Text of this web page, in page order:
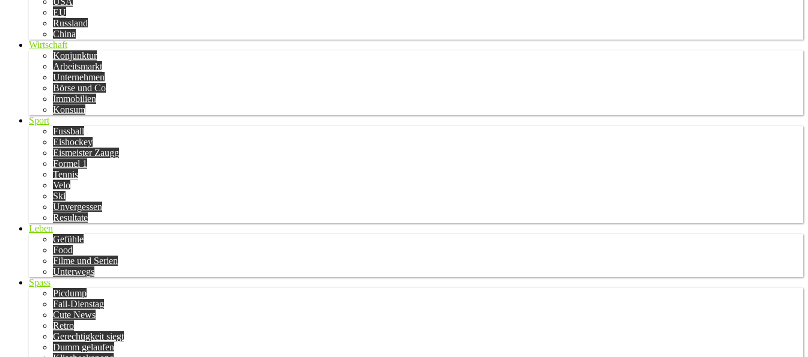
EU
Russland
China
Wirtschaft
Konjunktur
Arbeitsmarkt
Unternehmen
Börse und Co
Immobilien
Konsum
Sport
Fussball
Eishockey
Eismeister Zaugg
Formel 1
Tennis
Velo
Ski
Unvergessen
Resultate
Leben
Gefühle
Food
Filme und Serien
Unterwegs
Spass
Picdump
Fail-Dienstag
Cute News
Retro
Gerechtigkeit siegt
Dumm gelaufen